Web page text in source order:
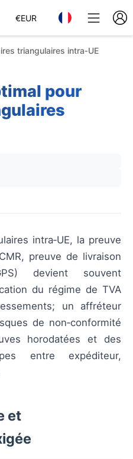
€EUR
triangulaires intra‑UE
pour
intra‑UE, la preuve
preuve de livraison
devient souvent
du régime de TVA
un affréteur
de non‑conformité
horodatées et des
entre expéditeur,
et